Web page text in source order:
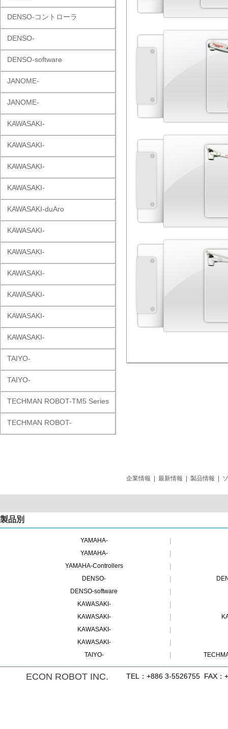
DENSO-コントローラ
DENSO-
DENSO-software
JANOME-
JANOME-
KAWASAKI-
KAWASAKI-
KAWASAKI-
KAWASAKI-
KAWASAKI-duAro
KAWASAKI-
KAWASAKI-
KAWASAKI-
KAWASAKI-
KAWASAKI-
KAWASAKI-
TAIYO-
TAIYO-
TECHMAN ROBOT-TM5 Series
TECHMAN ROBOT-
企業情報 最新情報 製品情報
製品別
YAMAHA- |
YAMAHA- |
YAMAHA-Controllers |
DENSO- |
DENSO-software
|
KAWASAKI- |
KAWASAKI- |
KAWASAKI-
|
KAWASAKI- |
TAIYO- |
ECON ROBOT INC. TEL：+886 3-5526755 FAX：